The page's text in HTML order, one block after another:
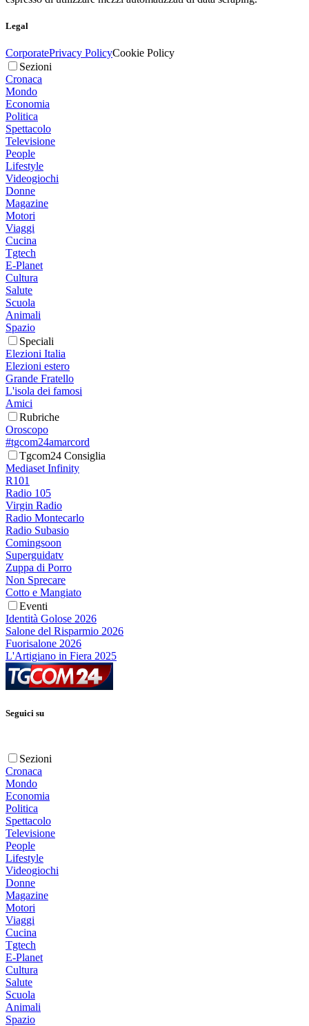
Legal
CorporatePrivacy PolicyCookie Policy
Sezioni
Cronaca
Mondo
Economia
Politica
Spettacolo
Televisione
People
Lifestyle
Videogiochi
Donne
Magazine
Motori
Viaggi
Cucina
Tgtech
E-Planet
Cultura
Salute
Scuola
Animali
Spazio
Speciali
Elezioni Italia
Elezioni estero
Grande Fratello
L'isola dei famosi
Amici
Rubriche
Oroscopo
#tgcom24amarcord
Tgcom24 Consiglia
Mediaset Infinity
R101
Radio 105
Virgin Radio
Radio Montecarlo
Radio Subasio
Comingsoon
Superguidatv
Zuppa di Porro
Non Sprecare
Cotto e Mangiato
Eventi
Identità Golose 2026
Salone del Risparmio 2026
Fuorisalone 2026
L'Artigiano in Fiera 2025
Seguici su
Sezioni
Cronaca
Mondo
Economia
Politica
Spettacolo
Televisione
People
Lifestyle
Videogiochi
Donne
Magazine
Motori
Viaggi
Cucina
Tgtech
E-Planet
Cultura
Salute
Scuola
Animali
Spazio